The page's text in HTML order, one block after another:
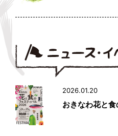
2026.01.20
おきなわ花と